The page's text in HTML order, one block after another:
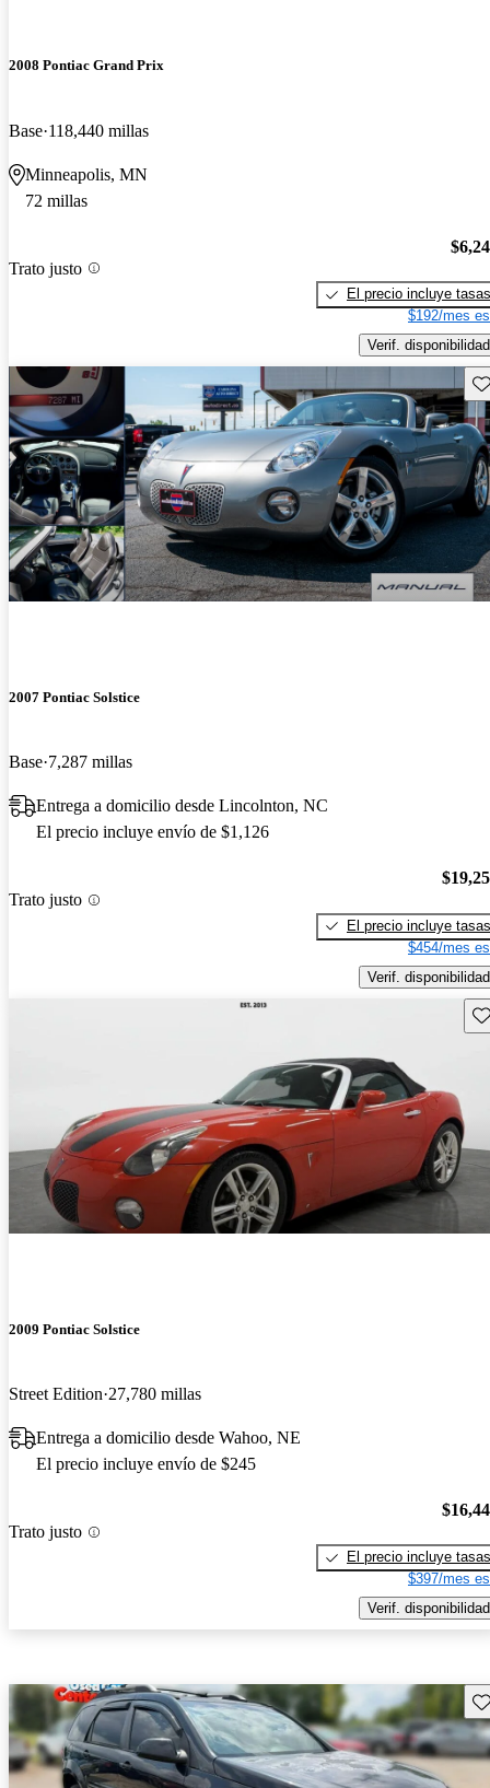
2008 Pontiac Grand Prix
Base 118,440 millas
Minneapolis, MN
72 millas
Trato justo
El precio incluye tasas
$192/mes
Verif. disponibilidad
2007 Pontiac Solstice
Base 7,287 millas
Entrega a domicilio desde Lincolnton, NC
El precio incluye envío de $1,126
Trato justo
El precio incluye tasas
$454/mes
Verif. disponibilidad
2009 Pontiac Solstice
Street Edition 27,780 millas
Entrega a domicilio desde Wahoo, NE
El precio incluye envío de $245
Trato justo
El precio incluye tasas
$397/mes
Verif. disponibilidad